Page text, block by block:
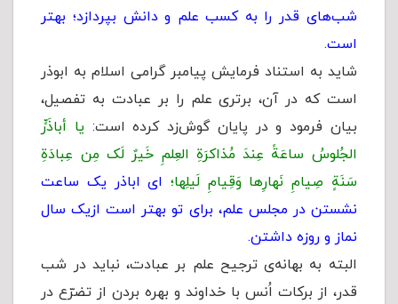
شب‌های قدر را به کسب علم و دانش بپردازد؛ بهتر
است.
شاید به استناد فرمایش پیامبر گرامی اسلام به ابوذر
است که در آن، برترى علم را بر عبادت به تفصیل،
بیان فرمود و در پایان گوش‌زد کرده است: یا أباذَرٍّ
الجُلوسُ ساعَةً عِندَ مُذاکرَةِ العِلمِ خَیرٌ لَک مِن عِبادَةِ
سَنَةٍ صِیامِ نَهارِها وَقِیامِ لَیلِها؛ ای اباذر یک ساعت
نشستن در مجلس علم، برای تو بهتر است ازیک سال
نماز و روزه داشتن.
البته به بهانه‌ی ترجیح علم بر عبادت، نباید در شب
قدر، از برکات اُنس با خداوند و بهره بردن از تضرّع در